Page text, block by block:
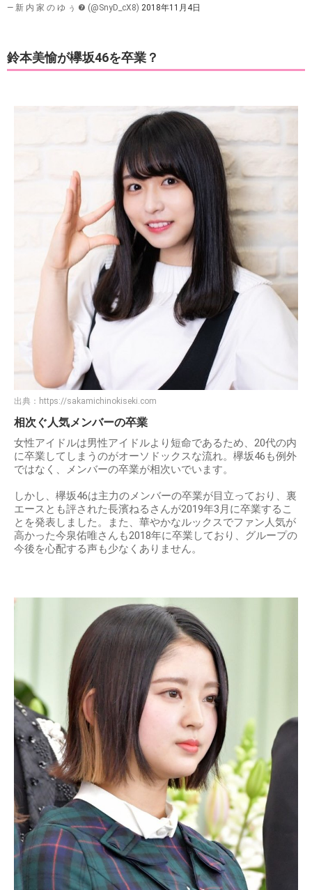
— 新 内 家 の ゆ ぅ ❼ (@SnyD_cX8) 2018年11月4日
鈴本美愉が欅坂46を卒業？
出典： https://sakamichinokiseki.com
相次ぐ人気メンバーの卒業
女性アイドルは男性アイドルより短命であるため、20代の内
に卒業してしまうのがオーソドックスな流れ。欅坂46も例外
ではなく、メンバーの卒業が相次いでいます。
しかし、欅坂46は主力のメンバーの卒業が目立っており、裏
エースとも評された長濱ねるさんが2019年3月に卒業するこ
とを発表しました。また、華やかなルックスでファン人気が
高かった今泉佑唯さんも2018年に卒業しており、グループの
今後を心配する声も少なくありません。